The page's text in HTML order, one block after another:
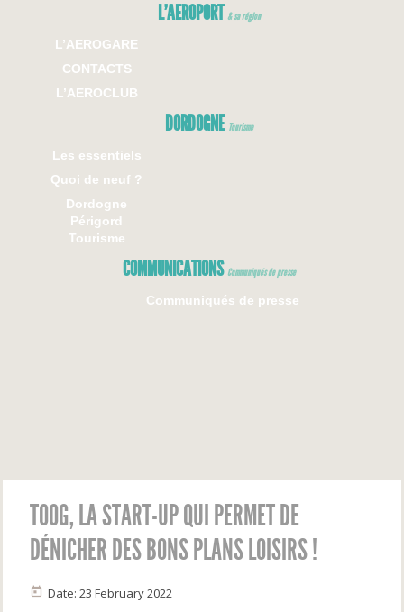
L’AEROPORT& sa région
L’AEROGARE
CONTACTS
L’AEROCLUB
DORDOGNE Tourisme
Les essentiels
Quoi de neuf ?
Dordogne
Périgord
Tourisme
COMMUNICATIONS Communiqués de presse
Communiqués de presse
TOOG, LA START-UP QUI PERMET DE
DÉNICHER DES BONS PLANS LOISIRS !
Date: 23 February 2022